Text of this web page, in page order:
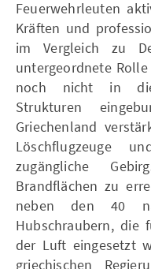
Feuerwehrleuten
Kräften und
im Vergleich zu
untergeordnete
noch nicht in die
Strukturen
Griechenland
Löschflugzeuge
zugängliche
Brandflächen zu
neben den 40
Hubschraubern, die
der Luft eingesetzt
griechischen